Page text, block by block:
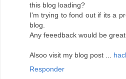
this blog loading?
I'm trying to fond out if its a
blog.
Any feeedback would be
Alsoo visit my blog post ...
Responder